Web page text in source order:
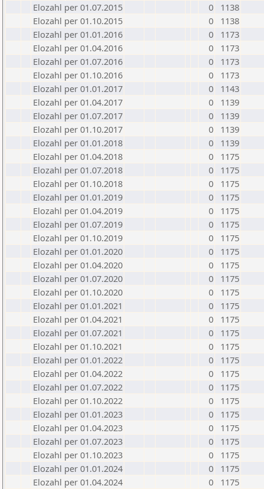
Elozahl per 01.07.2015
0
1138
Elozahl per 01.10.2015
0
1138
Elozahl per 01.01.2016
0
1173
Elozahl per 01.04.2016
0
1173
Elozahl per 01.07.2016
0
1173
Elozahl per 01.10.2016
0
1173
Elozahl per 01.01.2017
0
1143
Elozahl per 01.04.2017
0
1139
Elozahl per 01.07.2017
0
1139
Elozahl per 01.10.2017
0
1139
Elozahl per 01.01.2018
0
1139
Elozahl per 01.04.2018
0
1175
Elozahl per 01.07.2018
0
1175
Elozahl per 01.10.2018
0
1175
Elozahl per 01.01.2019
0
1175
Elozahl per 01.04.2019
0
1175
Elozahl per 01.07.2019
0
1175
Elozahl per 01.10.2019
0
1175
Elozahl per 01.01.2020
0
1175
Elozahl per 01.04.2020
0
1175
Elozahl per 01.07.2020
0
1175
Elozahl per 01.10.2020
0
1175
Elozahl per 01.01.2021
0
1175
Elozahl per 01.04.2021
0
1175
Elozahl per 01.07.2021
0
1175
Elozahl per 01.10.2021
0
1175
Elozahl per 01.01.2022
0
1175
Elozahl per 01.04.2022
0
1175
Elozahl per 01.07.2022
0
1175
Elozahl per 01.10.2022
0
1175
Elozahl per 01.01.2023
0
1175
Elozahl per 01.04.2023
0
1175
Elozahl per 01.07.2023
0
1175
Elozahl per 01.10.2023
0
1175
Elozahl per 01.01.2024
0
1175
Elozahl per 01.04.2024
0
1175